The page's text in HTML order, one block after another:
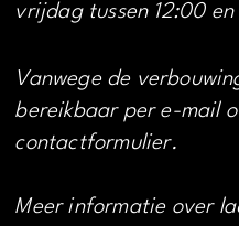
vrijdag tussen 12:00 en
Vanwege de
bereikbaar per e-mail
contactformulier.
Meer informatie over